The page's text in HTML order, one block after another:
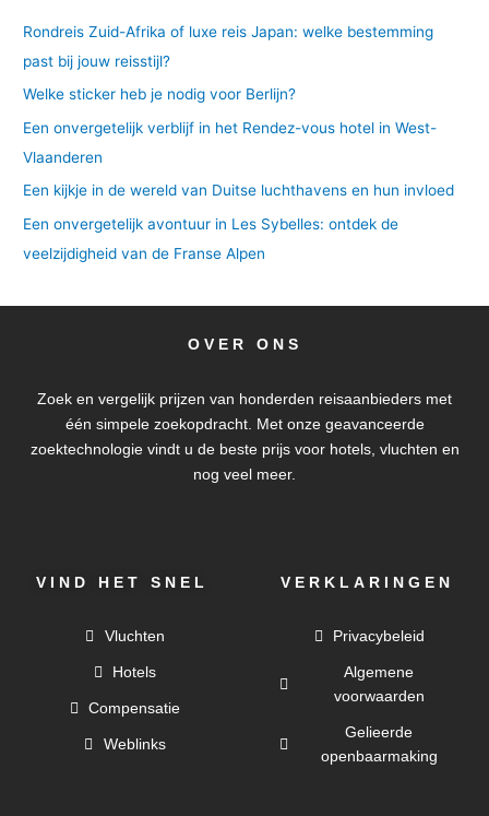
Rondreis Zuid-Afrika of luxe reis Japan: welke bestemming
past bij jouw reisstijl?
Welke sticker heb je nodig voor Berlijn?
Een onvergetelijk verblijf in het Rendez-vous hotel in West-
Vlaanderen
Een kijkje in de wereld van Duitse luchthavens en hun invloed
Een onvergetelijk avontuur in Les Sybelles: ontdek de
veelzijdigheid van de Franse Alpen
OVER ONS
Zoek en vergelijk prijzen van honderden reisaanbieders met
één simpele zoekopdracht. Met onze geavanceerde
zoektechnologie vindt u de beste prijs voor hotels, vluchten en
nog veel meer.
VIND HET SNEL
Vluchten
Hotels
Compensatie
Weblinks
VERKLARINGEN
Privacybeleid
Algemene
voorwaarden
Gelieerde
openbaarmaking